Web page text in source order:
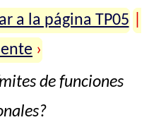
a la página TP05
›
de funciones